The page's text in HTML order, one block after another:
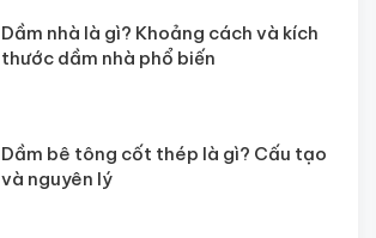
Dầm nhà là gì? Khoảng cách và kích
thước dầm nhà phổ biến
Dầm bê tông cốt thép là gì? Cấu tạo
và nguyên lý